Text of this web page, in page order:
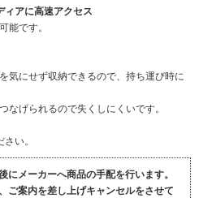
ィアに高速アクセス
能です。
気にせず収納できるので、持ち運び時に
なげられるので失くしにくいです。
い。
にメーカーへ商品の手配を行います。
ご案内を差し上げキャンセルをさせて